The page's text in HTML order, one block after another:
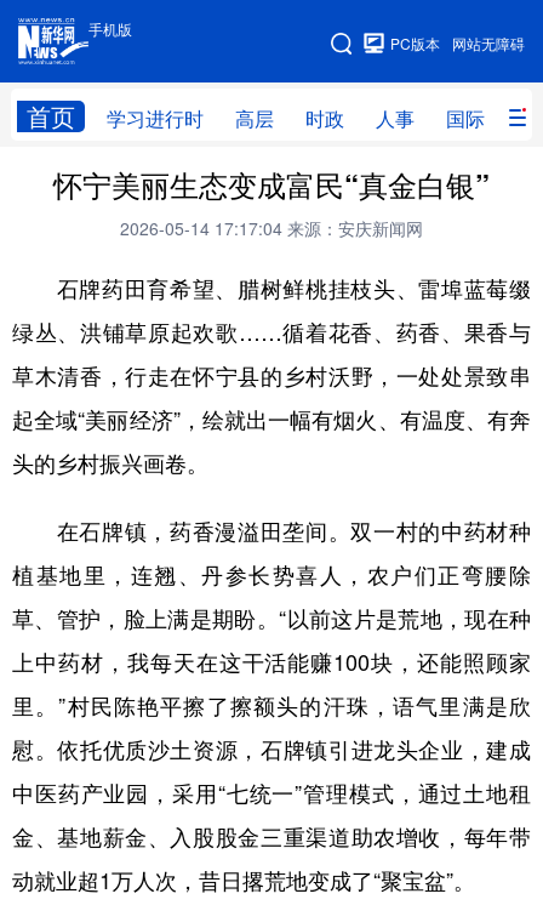
手机版
网站无障碍
PC版本
首页 学习进行时 高层 时政 人事 国际 财
手机版
网站地图
学习进行时 高层 时政 人事
财经 网评
台湾 思客智库 全球连线 教育
科技 科创 量子 体育
文化 书画 健康 军事
访谈 视频 图片 政务
食品 人居 信息化 数字经济
学术中国 乡村振兴 银龄 溯源中国
彩票 娱乐 时尚 悦读
公益 一带一路 亚太网 上市公司
文化产业
地方频道
怀宁美丽生态变成富民“真金白银”
2026-05-14 17:17:04 来源：安庆新闻网
石牌药田育希望、腊树鲜桃挂枝头、雷埠蓝莓缀
绿丛、洪铺草原起欢歌……循着花香、药香、果香与
草木清香，行走在怀宁县的乡村沃野，一处处景致串
起全域“美丽经济”，绘就出一幅有烟火、有温度、有奔
头的乡村振兴画卷。
在石牌镇，药香漫溢田垄间。双一村的中药材种
植基地里，连翘、丹参长势喜人，农户们正弯腰除
草、管护，脸上满是期盼。“以前这片是荒地，现在种
上中药材，我每天在这干活能赚100块，还能照顾家
里。”村民陈艳平擦了擦额头的汗珠，语气里满是欣
慰。依托优质沙土资源，石牌镇引进龙头企业，建成
中医药产业园，采用“七统一”管理模式，通过土地租
金、基地薪金、入股股金三重渠道助农增收，每年带
动就业超1万人次，昔日撂荒地变成了“聚宝盆”。